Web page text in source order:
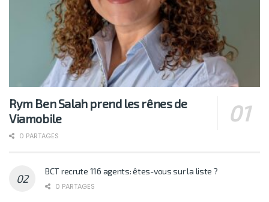
Rym Ben Salah prend les rênes de
Viamobile
0 PARTAGES
BCT recrute 116 agents: êtes-vous sur la liste ?
0 PARTAGES